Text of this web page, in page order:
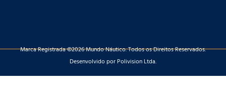
Marca Registrada ©2026 Mundo Náutico. Todos os Direitos Reservados.
Desenvolvido por Polivision Ltda.